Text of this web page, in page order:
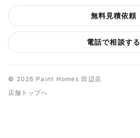
無料見積依頼
電話で相談する
© 2026 Paint Homes 田辺店
店舗トップへ